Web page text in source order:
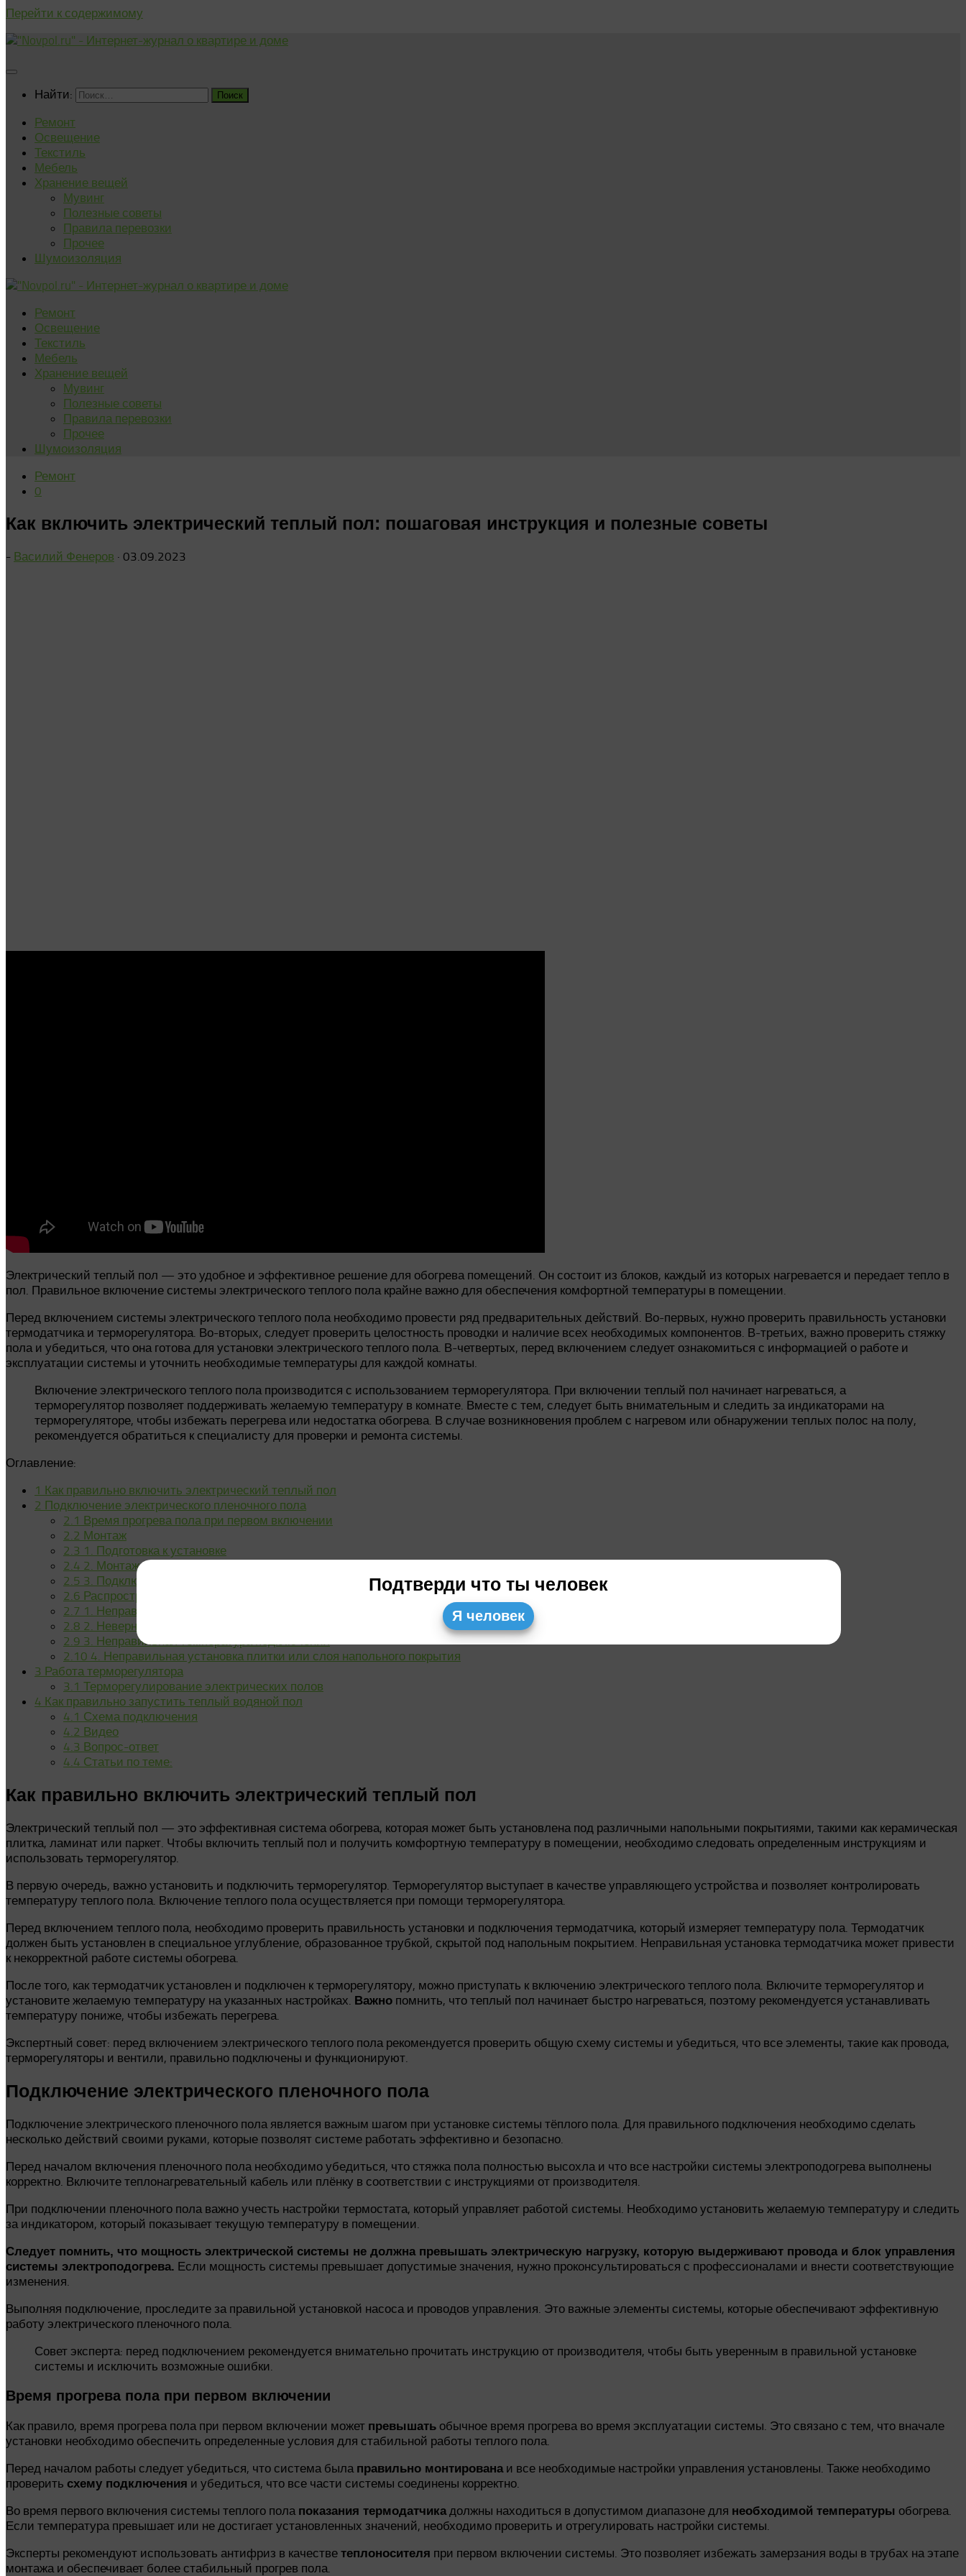
Перейти к содержимому
Найти:
Ремонт
Освещение
Текстиль
Мебель
Хранение вещей
Мувинг
Полезные советы
Правила перевозки
Прочее
Шумоизоляция
Ремонт
Освещение
Текстиль
Мебель
Хранение вещей
Мувинг
Полезные советы
Правила перевозки
Прочее
Шумоизоляция
Ремонт
0
Как включить электрический теплый пол: пошаговая инструкция и полезные советы
- Василий Фенеров · 03.09.2023
Электрический теплый пол — это удобное и эффективное решение для обогрева помещений. Он состоит из блоков, каждый из которых нагревается и передает тепло в
пол. Правильное включение системы электрического теплого пола крайне важно для обеспечения комфортной температуры в помещении.
Перед включением системы электрического теплого пола необходимо провести ряд предварительных действий. Во-первых, нужно проверить правильность установки
термодатчика и терморегулятора. Во-вторых, следует проверить целостность проводки и наличие всех необходимых компонентов. В-третьих, важно проверить стяжку
пола и убедиться, что она готова для установки электрического теплого пола. В-четвертых, перед включением следует ознакомиться с информацией о работе и
эксплуатации системы и уточнить необходимые температуры для каждой комнаты.
Включение электрического теплого пола производится с использованием терморегулятора. При включении теплый пол начинает нагреваться, а
терморегулятор позволяет поддерживать желаемую температуру в комнате. Вместе с тем, следует быть внимательным и следить за индикаторами на
терморегуляторе, чтобы избежать перегрева или недостатка обогрева. В случае возникновения проблем с нагревом или обнаружении теплых полос на полу,
рекомендуется обратиться к специалисту для проверки и ремонта системы.
Оглавление:
1 Как правильно включить электрический теплый пол
2 Подключение электрического пленочного пола
2.1 Время прогрева пола при первом включении
2.2 Монтаж
2.3 1. Подготовка к установке
2.4 2. Монтаж элементов пола
2.5 3. Подключение к сети
2.6 Распространенные ошибки при включении электрического теплого пола
2.7 1. Неправильно выполненные схемы подключения
2.8 2. Неверная установка терморегуляторов
2.9 3. Неправильная температура подключения
2.10 4. Неправильная установка плитки или слоя напольного покрытия
3 Работа терморегулятора
3.1 Терморегулирование электрических полов
4 Как правильно запустить теплый водяной пол
4.1 Схема подключения
4.2 Видео
4.3 Вопрос-ответ
4.4 Статьи по теме:
Как правильно включить электрический теплый пол
Электрический теплый пол — это эффективная система обогрева, которая может быть установлена под различными напольными покрытиями, такими как керамическая
плитка, ламинат или паркет. Чтобы включить теплый пол и получить комфортную температуру в помещении, необходимо следовать определенным инструкциям и
использовать терморегулятор.
В первую очередь, важно установить и подключить терморегулятор. Терморегулятор выступает в качестве управляющего устройства и позволяет контролировать
температуру теплого пола. Включение теплого пола осуществляется при помощи терморегулятора.
Перед включением теплого пола, необходимо проверить правильность установки и подключения термодатчика, который измеряет температуру пола. Термодатчик
должен быть установлен в специальное углубление, образованное трубкой, скрытой под напольным покрытием. Неправильная установка термодатчика может привести
к некорректной работе системы обогрева.
После того, как термодатчик установлен и подключен к терморегулятору, можно приступать к включению электрического теплого пола. Включите терморегулятор и
установите желаемую температуру на указанных настройках. Важно помнить, что теплый пол начинает быстро нагреваться, поэтому рекомендуется устанавливать
температуру пониже, чтобы избежать перегрева.
Экспертный совет: перед включением электрического теплого пола рекомендуется проверить общую схему системы и убедиться, что все элементы, такие как провода,
терморегуляторы и вентили, правильно подключены и функционируют.
Подключение электрического пленочного пола
Подключение электрического пленочного пола является важным шагом при установке системы тёплого пола. Для правильного подключения необходимо сделать
несколько действий своими руками, которые позволят системе работать эффективно и безопасно.
Перед началом включения пленочного пола необходимо убедиться, что стяжка пола полностью высохла и что все настройки системы электроподогрева выполнены
корректно. Включите теплонагревательный кабель или плёнку в соответствии с инструкциями от производителя.
При подключении пленочного пола важно учесть настройки термостата, который управляет работой системы. Необходимо установить желаемую температуру и следить
за индикатором, который показывает текущую температуру в помещении.
Следует помнить, что мощность электрической системы не должна превышать электрическую нагрузку, которую выдерживают провода и блок управления
системы электроподогрева. Если мощность системы превышает допустимые значения, нужно проконсультироваться с профессионалами и внести соответствующие
изменения.
Выполняя подключение, проследите за правильной установкой насоса и проводов управления. Это важные элементы системы, которые обеспечивают эффективную
работу электрического пленочного пола.
Совет эксперта: перед подключением рекомендуется внимательно прочитать инструкцию от производителя, чтобы быть уверенным в правильной установке
системы и исключить возможные ошибки.
Время прогрева пола при первом включении
Как правило, время прогрева пола при первом включении может превышать обычное время прогрева во время эксплуатации системы. Это связано с тем, что вначале
установки необходимо обеспечить определенные условия для стабильной работы теплого пола.
Перед началом работы следует убедиться, что система была правильно монтированаи все необходимые настройки управления установлены. Также необходимо
проверить схему подключения и убедиться, что все части системы соединены корректно.
Во время первого включения системы теплого пола показания термодатчикадолжны находиться в допустимом диапазоне для необходимой температуры обогрева.
Если температура превышает или не достигает установленных значений, необходимо проверить и отрегулировать настройки системы.
Эксперты рекомендуют использовать антифриз в качестве теплоносителя при первом включении системы. Это позволяет избежать замерзания воды в трубах на этапе
монтажа и обеспечивает более стабильный прогрев пола.
Подтверди что ты человек
Я человек